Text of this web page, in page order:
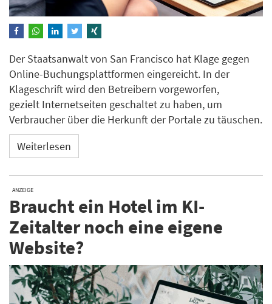
Der Staatsanwalt von San Francisco hat Klage gegen
Online-Buchungsplattformen eingereicht. In der
Klageschrift wird den Betreibern vorgeworfen,
gezielt Internetseiten geschaltet zu haben, um
Verbraucher über die Herkunft der Portale zu täuschen.
Weiterlesen
ANZEIGE
Braucht ein Hotel im KI-
Zeitalter noch eine eigene
Website?